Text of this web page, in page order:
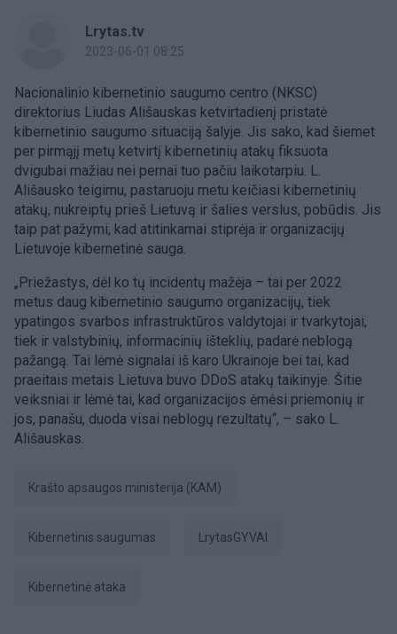
Lrytas.tv
2023-06-01 08:25
Nacionalinio kibernetinio saugumo centro (NKSC)
direktorius Liudas Ališauskas ketvirtadienį pristatė
kibernetinio saugumo situaciją šalyje. Jis sako, kad šiemet
per pirmąjį metų ketvirtį kibernetinių atakų fiksuota
dvigubai mažiau nei pernai tuo pačiu laikotarpiu. L.
Ališausko teigimu, pastaruoju metu keičiasi kibernetinių
atakų, nukreiptų prieš Lietuvą ir šalies verslus, pobūdis. Jis
taip pat pažymi, kad atitinkamai stiprėja ir organizacijų
Lietuvoje kibernetinė sauga.
„Priežastys, dėl ko tų incidentų mažėja – tai per 2022
metus daug kibernetinio saugumo organizacijų, tiek
ypatingos svarbos infrastruktūros valdytojai ir tvarkytojai,
tiek ir valstybinių, informacinių išteklių, padarė neblogą
pažangą. Tai lėmė signalai iš karo Ukrainoje bei tai, kad
praeitais metais Lietuva buvo DDoS atakų taikinyje. Šitie
veiksniai ir lėmė tai, kad organizacijos ėmėsi priemonių ir
jos, panašu, duoda visai neblogų rezultatų“, – sako L.
Ališauskas.
Krašto apsaugos ministerija (KAM)
kibernetinis saugumas LrytasGYVAI
kibernetinė ataka